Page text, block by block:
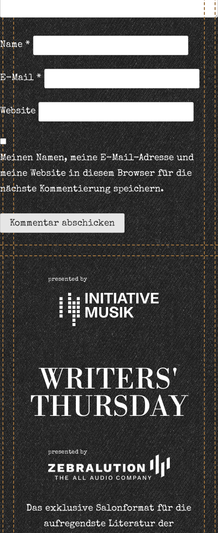
Name*
E-Mail*
Website
Meinen Namen, meine E-Mail-Adresse und
meine Website in diesem Browser für die
nächste Kommentierung speichern.
presented by
WRITERS'
THURSDAY
presented by
Das exklusive Salonformat für die
aufregendste Literatur der